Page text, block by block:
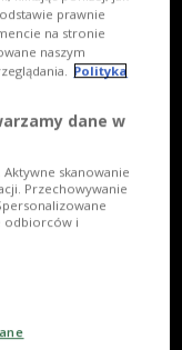
prawnie
na stronie
naszym
Polityka
dane w
skanowanie
Przechowywanie
odbiorców i